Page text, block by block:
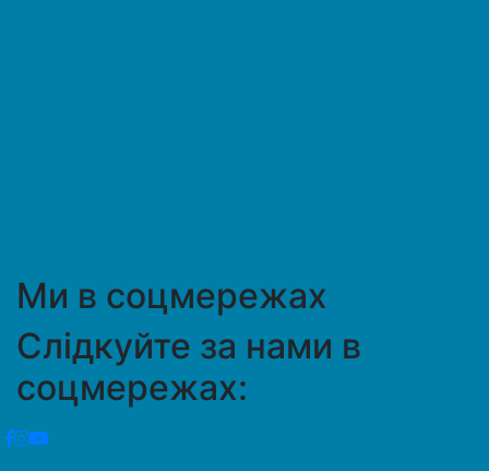
Ми в соцмережах
Слідкуйте за нами в
соцмережах: